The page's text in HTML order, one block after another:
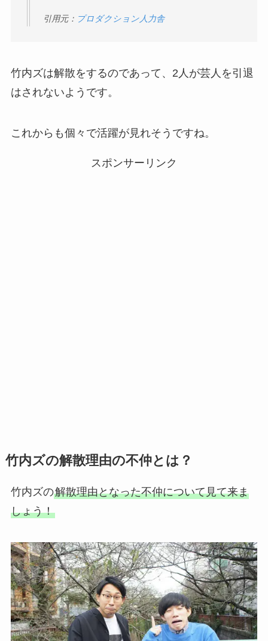
引用元： プロダクション人力舎
竹内ズは解散をするのであって、2人が芸人を引退
はされないようです。
これからも個々で活躍が見れそうですね。
スポンサーリンク
竹内ズの解散理由の不仲とは？
竹内ズの解散理由となった不仲について見て来ま
しょう！